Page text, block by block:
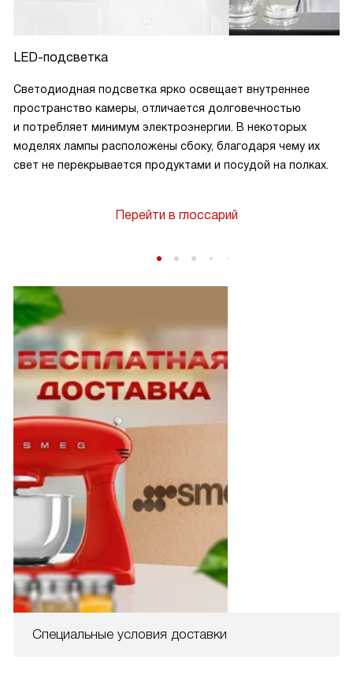
LED-подсветка
Светодиодная подсветка ярко освещает внутреннее
пространство камеры, отличается долговечностью
и потребляет минимум электроэнергии. В некоторых
моделях лампы расположены сбоку, благодаря чему их
свет не перекрывается продуктами и посудой на полках.
Перейти в глоссарий
Специальные условия доставки